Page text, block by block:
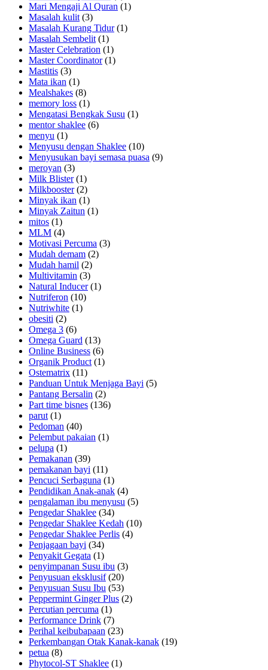
Mari Mengaji Al Quran (1)
Masalah kulit (3)
Masalah Kurang Tidur(1)
Masalah Sembelit (1)
Master Celebration (1)
Master Coordinator(1)
Mastitis (3)
Mata ikan (1)
Mealshakes (8)
memory loss (1)
Mengatasi Bengkak Susu (1)
mentor shaklee (6)
menyu (1)
Menyusu dengan Shaklee (10)
Menyusukan bayi semasa puasa (9)
meroyan (3)
Milk Blister(1)
Milkbooster(2)
Minyak ikan (1)
Minyak Zaitun (1)
mitos (1)
MLM (4)
Motivasi Percuma (3)
Mudah demam (2)
Mudah hamil (2)
Multivitamin (3)
Natural Inducer(1)
Nutriferon (10)
Nutriwhite (1)
obesiti (2)
Omega 3 (6)
Omega Guard (13)
Online Business (6)
Organik Product (1)
Ostematrix (11)
Panduan Untuk Menjaga Bayi (5)
Pantang Bersalin (2)
Part time bisnes (136)
parut (1)
Pedoman (40)
Pelembut pakaian (1)
pelupa (1)
Pemakanan (39)
pemakanan bayi (11)
Pencuci Serbaguna (1)
Pendidikan Anak-anak (4)
pengalaman ibu menyusu (5)
Pengedar Shaklee (34)
Pengedar Shaklee Kedah (10)
Pengedar Shaklee Perlis (4)
Penjagaan bayi (34)
Penyakit Gegata (1)
penyimpanan Susu ibu (3)
Penyusuan eksklusif(20)
Penyusuan Susu Ibu (53)
Peppermint Ginger Plus (2)
Percutian percuma (1)
Performance Drink (7)
Perihal keibubapaan (23)
Perkembangan Otak Kanak-kanak (19)
petua (8)
Phytocol-ST Shaklee (1)